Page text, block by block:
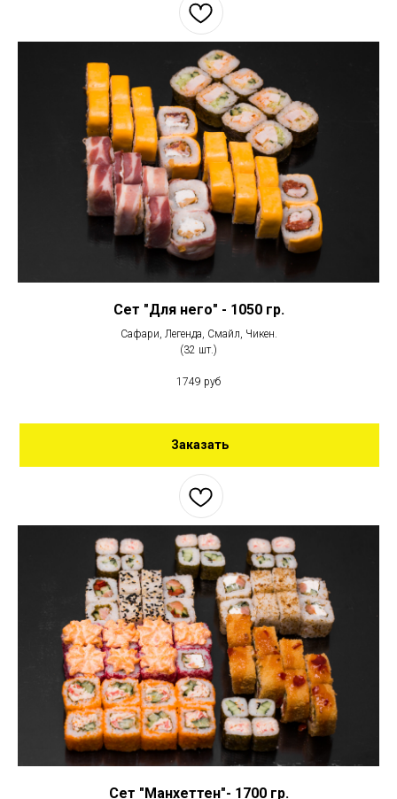
Сет "Для него" - 1050 гр.
Сафари, Легенда, Смайл, Чикен.
(32 шт.)
1749 руб
Заказать
Сет "Манхеттен"- 1700 гр.